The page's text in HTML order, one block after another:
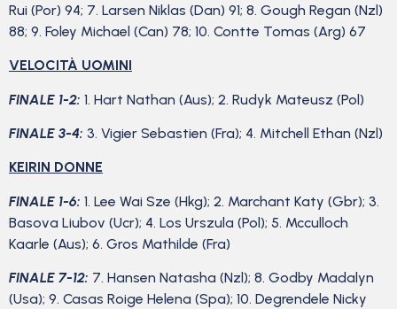
Rui (Por) 94; 7. Larsen Niklas (Dan) 91; 8. Gough Regan (Nzl)
88; 9. Foley Michael (Can) 78; 10. Contte Tomas (Arg) 67
VELOCITÀ UOMINI
FINALE 1-2: 1. Hart Nathan (Aus); 2. Rudyk Mateusz (Pol)
FINALE 3-4: 3. Vigier Sebastien (Fra); 4. Mitchell Ethan (Nzl)
KEIRIN DONNE
FINALE 1-6: 1. Lee Wai Sze (Hkg); 2. Marchant Katy (Gbr); 3.
Basova Liubov (Ucr); 4. Los Urszula (Pol); 5. Mcculloch
Kaarle (Aus); 6. Gros Mathilde (Fra)
FINALE 7-12: 7. Hansen Natasha (Nzl); 8. Godby Madalyn
(Usa); 9. Casas Roige Helena (Spa); 10. Degrendele Nicky